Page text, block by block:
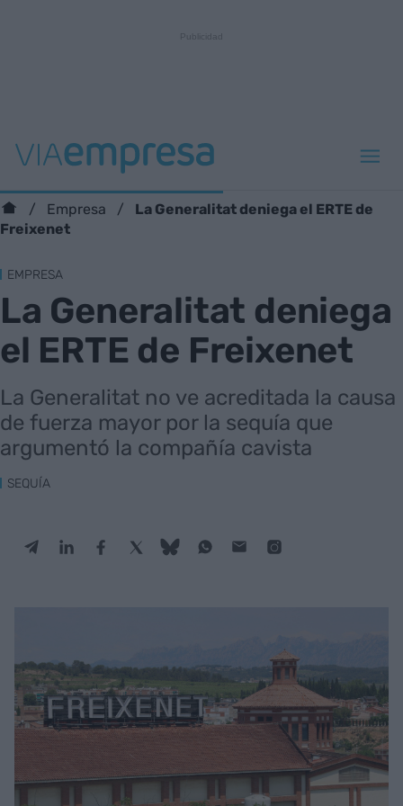
Empresa
La Generalitat deniega el ERTE de
Freixenet
EMPRESA
La Generalitat deniega
el ERTE de Freixenet
La Generalitat no ve acreditada la causa
de fuerza mayor por la sequía que
argumentó la compañía cavista
SEQUÍA